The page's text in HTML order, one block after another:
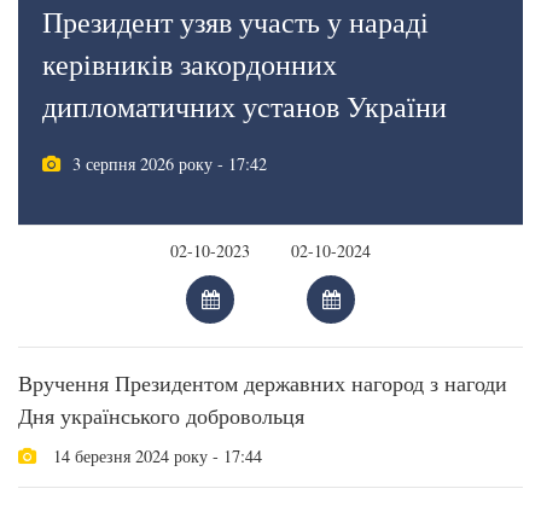
Президент узяв участь у нараді
керівників закордонних
дипломатичних установ України
3 серпня 2026 року - 17:42
Вручення Президентом державних нагород з нагоди
Дня українського добровольця
14 березня 2024 року - 17:44